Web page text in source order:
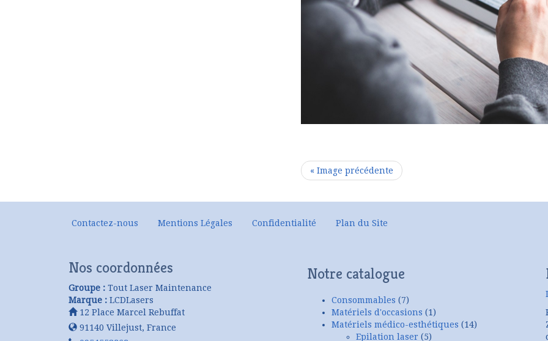
« Image précédente
Contactez-nous Mentions Légales Confidentialité Plan du Site
Nos coordonnées
Groupe : Tout Laser Maintenance
Marque : LCDLasers
12 Place Marcel Rebuffat
91140 Villejust, France
Notre catalogue
Consommables (7)
Matériels d'occasions (1)
Matériels médico-esthétiques (14)
Epilation laser (5)